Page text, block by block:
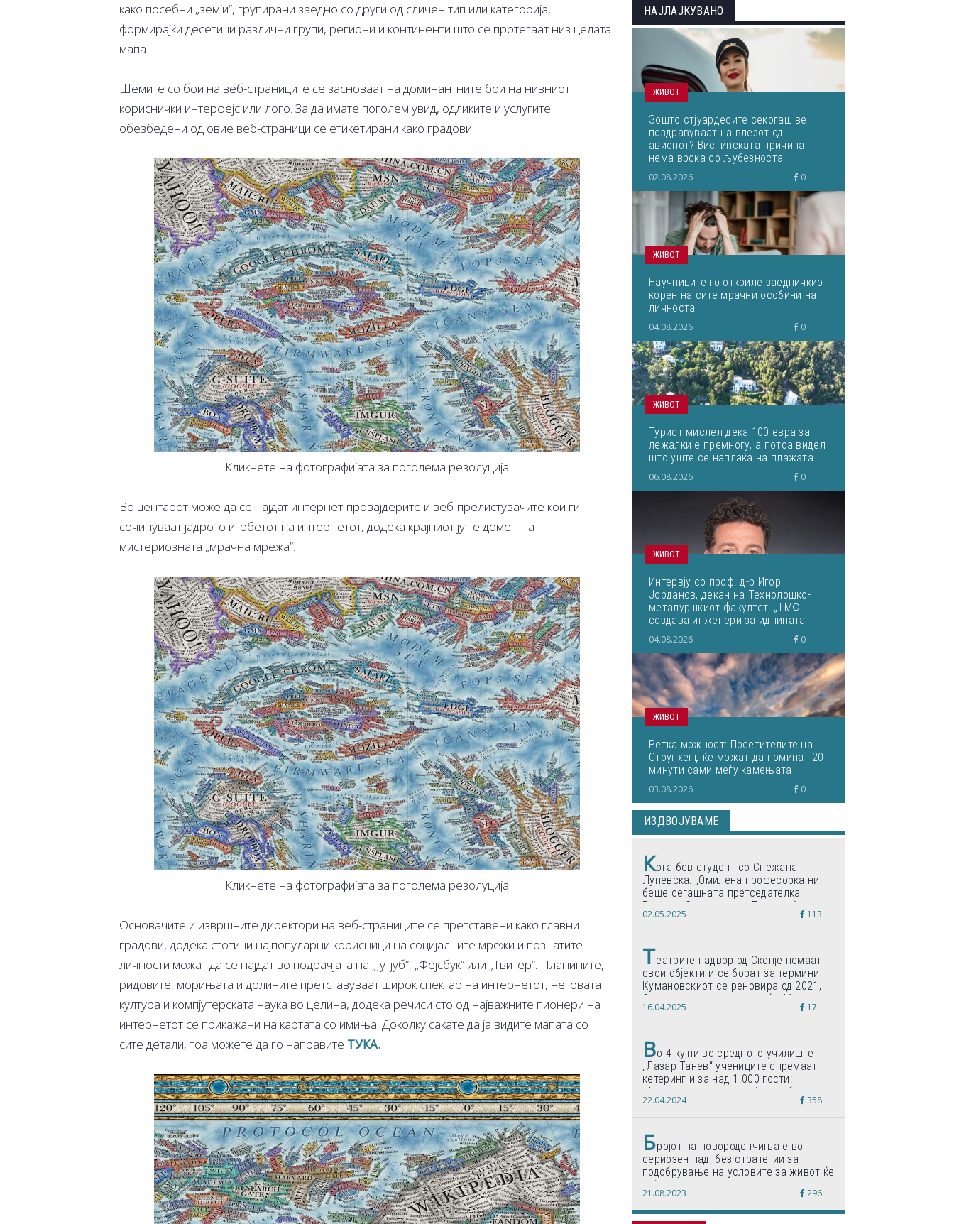
како посебни „земји“, групирани заедно со други од сличен тип или категорија,
формирајќи десетици различни групи, региони и континенти што се протегаат низ целата
мапа.
Шемите со бои на веб-страниците се засноваат на доминантните бои на нивниот
кориснички интерфејс или лого. За да имате поголем увид, одликите и услугите
обезбедени од овие веб-страници се етикетирани како градови.
Кликнете на фотографијата за поголема резолуција
Во центарот може да се најдат интернет-провајдерите и веб-прелистувачите кои ги
сочинуваат јадрото и 'рбетот на интернетот, додека крајниот југ е домен на
мистериозната „мрачна мрежа“.
Кликнете на фотографијата за поголема резолуција
Основачите и извршните директори на веб-страниците се претставени како главни
градови, додека стотици најпопуларни корисници на социјалните мрежи и познатите
личности можат да се најдат во подрачјата на „Јутјуб“, „Фејсбук“ или „Твитер“. Планините,
ридовите, морињата и долините претставуваат широк спектар на интернетот, неговата
култура и компјутерската наука во целина, додека речиси сто од најважните пионери на
интернетот се прикажани на картата со имиња. Доколку сакате да ја видите мапата со
сите детали, тоа можете да го направите ТУКА.
НАЈЛАЈКУВАНО
ЖИВОТ
Зошто стјуардесите секогаш ве
поздравуваат на влезот од
авионот? Вистинската причина
нема врска со љубезноста
02.08.2026 0
ЖИВОТ
Научниците го откриле заедничкиот
корен на сите мрачни особини на
личноста
04.08.2026 0
ЖИВОТ
Турист мислел дека 100 евра за
лежалки е премногу, а потоа видел
што уште се наплаќа на плажата
06.08.2026 0
ЖИВОТ
Интервју со проф. д-р Игор
Јорданов, декан на Технолошко-
металуршкиот факултет: „ТМФ
создава инженери за иднината
преку нов развоен циклус!“
04.08.2026 0
ЖИВОТ
Ретка можност: Посетителите на
Стоунхенџ ќе можат да поминат 20
минути сами меѓу камењата
03.08.2026 0
ИЗДВОЈУВАМЕ
Кога бев студент со Снежана
Лупевска: „Омилена професорка ни
беше сегашната претседателка
Гордана Сиљановска-Давкова“
02.05.2025 113
Театрите надвор од Скопје немаат
свои објекти и се борат за термини -
Кумановскиот се реновира од 2021,
Струмичкиот се гради веќе 11 години
16.04.2025 17
Во 4 кујни во средното училиште
„Лазар Танев“ учениците спремаат
кетеринг и за над 1.000 гости:
„Формиравме компанија и работиме
по светски стандарди“
22.04.2024 358
Бројот на новороденчиња е во
сериозен пад, без стратегии за
подобрување на условите за живот ќе
дојде до затворање на училишта,
предупредуваат експертите
21.08.2023 296